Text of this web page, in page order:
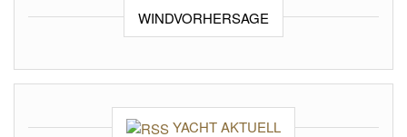
WINDVORHERSAGE
YACHT AKTUELL